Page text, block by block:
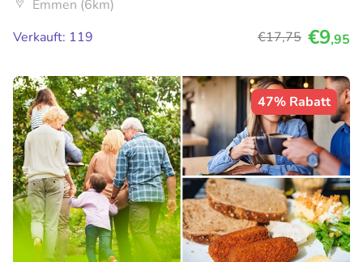
Emmen (6km)
Verkauft: 119
€17,75 €9,95
47% Rabatt